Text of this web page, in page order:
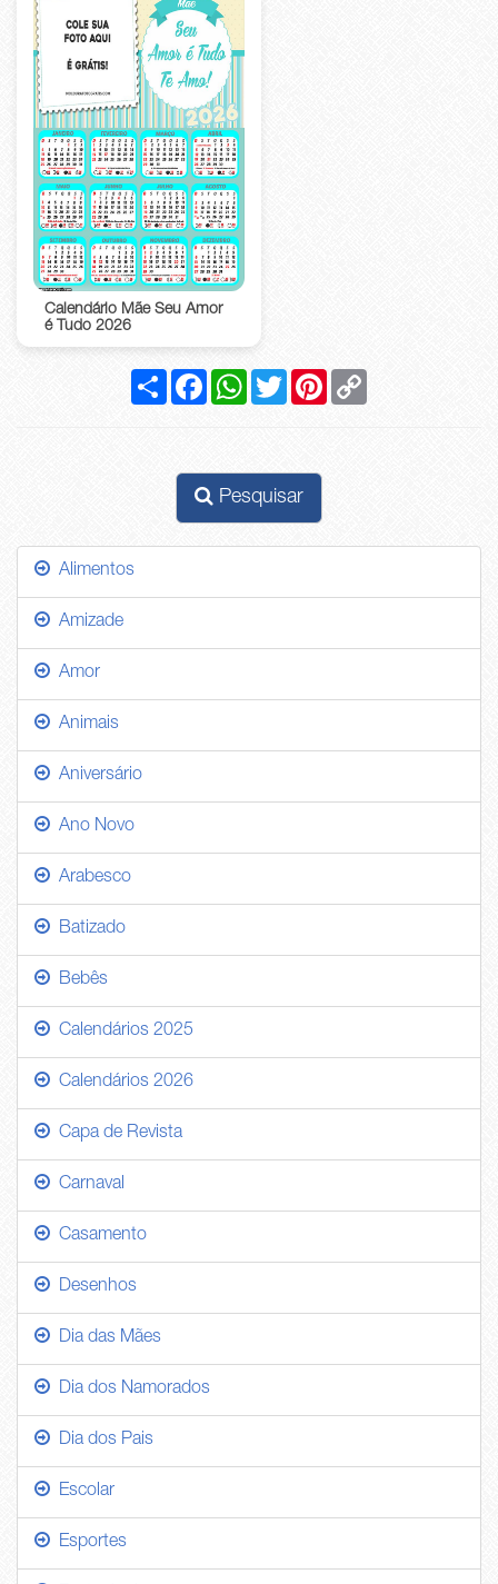
Calendário Mãe Seu Amor
é Tudo 2026
CompartilharFacebookWhatsApp
Twitter Pinterest
Pesquisar
Alimentos
Amizade
Amor
Animais
Aniversário
Ano Novo
Arabesco
Batizado
Bebês
Calendários 2025
Calendários 2026
Capa de Revista
Carnaval
Casamento
Desenhos
Dia das Mães
Dia dos Namorados
Dia dos Pais
Escolar
Esportes